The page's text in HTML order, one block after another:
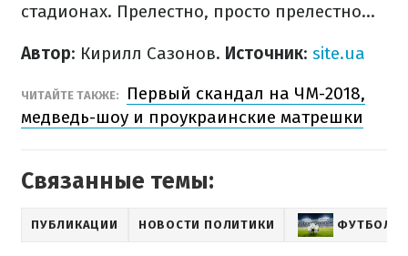
стадионах. Прелестно, просто прелестно…
Автор: Кирилл Сазонов. Источник: site.ua
ЧИТАЙТЕ ТАКЖЕ:
Первый скандал на ЧМ-2018,
медведь-шоу и проукраинские матрешки
Связанные темы:
ПУБЛИКАЦИИ НОВОСТИ ПОЛИТИКИ ФУТБОЛ